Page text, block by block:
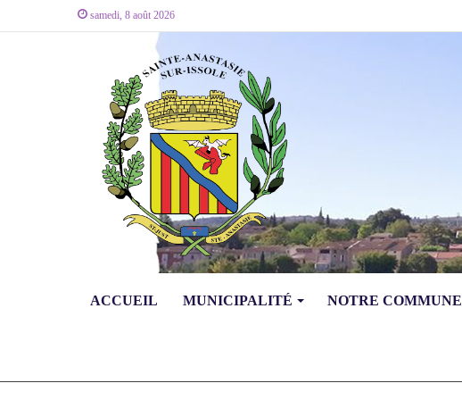
samedi, 8 août 2026
ACCUEIL MUNICIPALITÉ NOTRE COMMUNE